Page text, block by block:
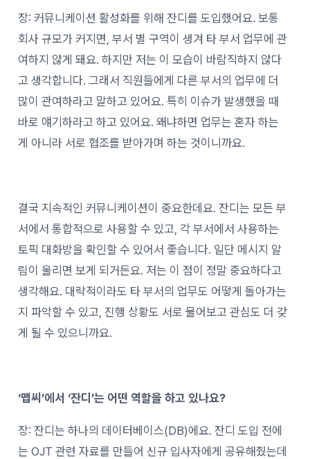
장: 커뮤니케이션 활성화를 위해 잔디를 도입했어요. 보통
회사 규모가 커지면, 부서 별 구역이 생겨 타 부서 업무에 관
여하지 않게 돼요. 하지만 저는 이 모습이 바람직하지 않다
고 생각합니다. 그래서 직원들에게 다른 부서의 업무에 더
많이 관여하라고 말하고 있어요. 특히 이슈가 발생했을 때
바로 얘기하라고 하고 있어요. 왜냐하면 업무는 혼자 하는
게 아니라 서로 협조를 받아가며 하는 것이니까요.
결국 지속적인 커뮤니케이션이 중요한데요. 잔디는 모든 부
서에서 통합적으로 사용할 수 있고, 각 부서에서 사용하는
토픽 대화방을 확인할 수 있어서 좋습니다. 일단 메시지 알
림이 울리면 보게 되거든요. 저는 이 점이 정말 중요하다고
생각해요. 대략적이라도 타 부서의 업무도 어떻게 돌아가는
지 파악할 수 있고, 진행 상황도 서로 물어보고 관심도 더 갖
게 될 수 있으니까요.
‘맵씨’에서 ‘잔디’는 어떤 역할을 하고 있나요?
장: 잔디는 하나의 데이터베이스(DB)에요. 잔디 도입 전에
는 OJT 관련 자료를 만들어 신규 입사자에게 공유해줬는데